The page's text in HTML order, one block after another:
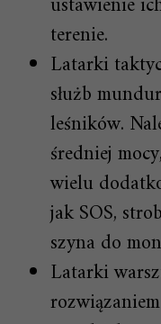
terenie.
Latarki
służb
leśników.
średniej
wielu
jak SOS,
szyna do
Latarki